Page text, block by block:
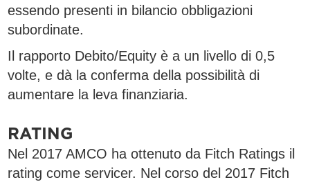
essendo presenti in bilancio obbligazioni
subordinate.
Il rapporto Debito/Equity è a un livello di 0,5
volte, e dà la conferma della possibilità di
aumentare la leva finanziaria.
RATING
Nel 2017 AMCO ha ottenuto da Fitch Ratings il
rating come servicer. Nel corso del 2017 Fitch